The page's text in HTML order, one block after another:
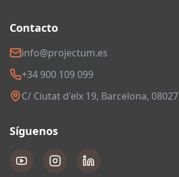
Contacto
info@projectum.es
+34 900 109 099
C/ Ciutat d'elx 19, Barcelona, 08027
Síguenos